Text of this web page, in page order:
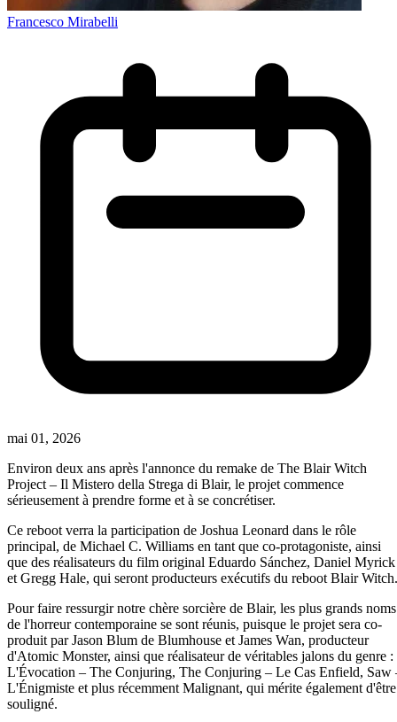
Francesco Mirabelli
mai 01, 2026
Environ deux ans après l'annonce du remake de The Blair Witch
Project – Il Mistero della Strega di Blair, le projet commence
sérieusement à prendre forme et à se concrétiser.
Ce reboot verra la participation de Joshua Leonard dans le rôle
principal, de Michael C. Williams en tant que co-protagoniste, ainsi
que des réalisateurs du film original Eduardo Sánchez, Daniel Myrick
et Gregg Hale, qui seront producteurs exécutifs du reboot Blair Witch.
Pour faire ressurgir notre chère sorcière de Blair, les plus grands noms
de l'horreur contemporaine se sont réunis, puisque le projet sera co-
produit par Jason Blum de Blumhouse et James Wan, producteur
d'Atomic Monster, ainsi que réalisateur de véritables jalons du genre :
L'Évocation – The Conjuring, The Conjuring – Le Cas Enfield, Saw
L'Énigmiste et plus récemment Malignant, qui mérite également d'être
souligné.